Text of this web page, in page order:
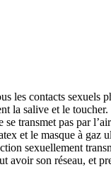
les contacts
salive et le
transmet pas par
et le masque à
sexuellement
avoir son réseau, et